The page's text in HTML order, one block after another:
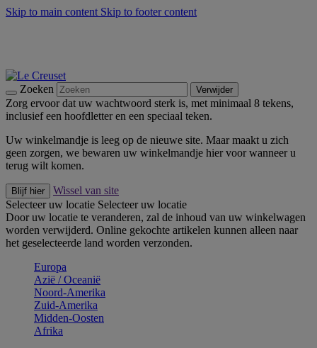
Skip to main content Skip to footer content
Zoeken Verwijder
Zorg ervoor dat uw wachtwoord sterk is, met minimaal 8 tekens,
inclusief een hoofdletter en een speciaal teken.
Uw winkelmandje is leeg op de nieuwe site. Maar maakt u zich
geen zorgen, we bewaren uw winkelmandje hier voor wanneer u
terug wilt komen.
Blijf hier
Wissel van site
Selecteer uw locatie Selecteer uw locatie
Door uw locatie te veranderen, zal de inhoud van uw winkelwagen
worden verwijderd. Online gekochte artikelen kunnen alleen naar
het geselecteerde land worden verzonden.
Europa
Aziё / Oceaniё
Noord-Amerika
Zuid-Amerika
Midden-Oosten
Afrika